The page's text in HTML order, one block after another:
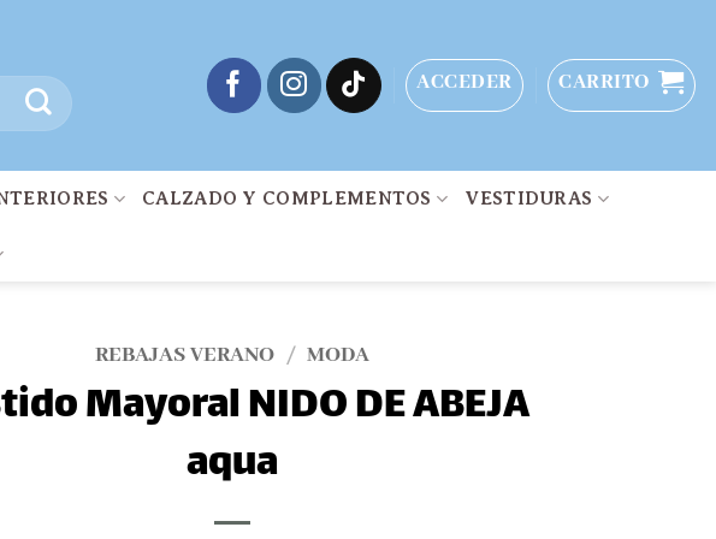
ACCEDER CARRITO
CALZADO Y COMPLEMENTOS VESTIDURAS
REBAJAS VERANO / MODA
Mayoral NIDO DE ABEJA
aqua